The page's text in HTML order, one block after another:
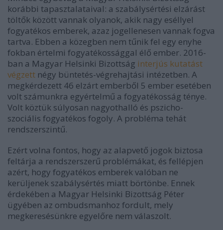
korábbi tapasztalataival: a szabálysértési elzárást
töltők között vannak olyanok, akik nagy eséllyel
fogyatékos emberek, azaz jogellenesen vannak fogva
tartva. Ebben a közegben nem tűnik fel egy enyhe
fokban értelmi fogyatékossággal élő ember. 2016-
ban a Magyar Helsinki Bizottság interjús kutatást
végzett négy büntetés-végrehajtási intézetben. A
megkérdezett 46 elzárt emberből 5 ember esetében
volt számunkra egyértelmű a fogyatékosság ténye.
Volt köztük súlyosan nagyothalló és pszicho-
szociális fogyatékos fogoly. A probléma tehát
rendszerszintű.
Ezért volna fontos, hogy az alapvető jogok biztosa
feltárja a rendszerszerű problémákat, és fellépjen
azért, hogy fogyatékos emberek valóban ne
kerüljenek szabálysértés miatt börtönbe. Ennek
érdekében a Magyar Helsinki Bizottság Péter
ügyében az ombudsmanhoz fordult, mely
megkeresésünkre egyelőre nem válaszolt.